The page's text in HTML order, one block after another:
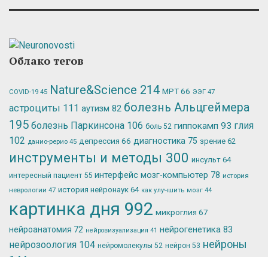
Облако тегов
COVID-19 45 Nature&Science 214 МРТ66 ЭЭГ 47
астроциты 111 аутизм 82 болезнь Альцгеймера
195 болезнь Паркинсона 106 боль 52 гиппокамп 93 глия
102 данио-рерио 45 депрессия 66 диагностика 75 зрение 62
инструменты и методы 300 инсульт 64
интересный пациент 55 интерфейс мозг-компьютер 78 история
неврологии 47 история нейронаук 64 как улучшить мозг 44
картинка дня 992 микроглия 67
нейроанатомия 72 нейровизуализация 41 нейрогенетика 83
нейрозоология 104 нейромолекулы 52 нейрон 53 нейроны